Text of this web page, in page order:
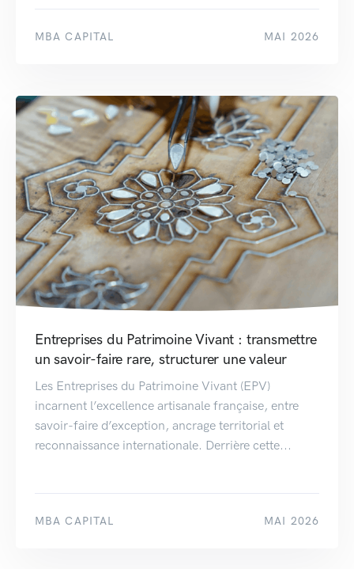
MBA CAPITAL MAI 2026
Entreprises du Patrimoine Vivant : transmettre
un savoir-faire rare, structurer une valeur
Les Entreprises du Patrimoine Vivant (EPV)
incarnent l’excellence artisanale française, entre
savoir-faire d’exception, ancrage territorial et
reconnaissance internationale. Derrière cette...
MBA CAPITAL MAI 2026